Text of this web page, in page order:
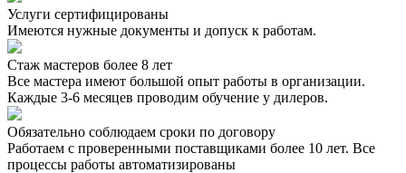
Услуги сертифицированы
Имеются нужные документы и допуск к работам.
Стаж мастеров более 8 лет
Все мастера имеют большой опыт работы в организации.
Каждые 3-6 месяцев проводим обучение у дилеров.
Обязательно соблюдаем сроки по договору
Работаем с проверенными поставщиками более 10 лет. Все
процессы работы автоматизированы